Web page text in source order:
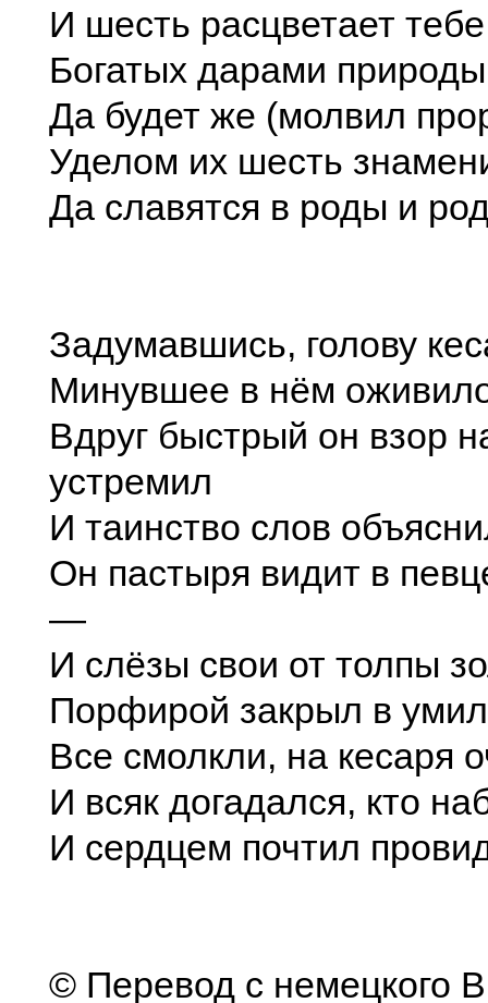
И шесть расцветает
Богатых дарами
Да будет же (молвил
Уделом их шесть
Да славятся в роды и
Задумавшись, голову
Минувшее в нём
Вдруг быстрый он взор
устремил
И таинство слов
Он пастыря видит в
—
И слёзы свои от толпы
Порфирой закрыл в
Все смолкли, на кесаря
И всяк догадался, кто
И сердцем почтил
© Перевод с немецкого